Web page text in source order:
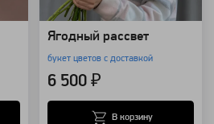
Ягодный рассвет
букет цветов с доставкой
6 500 ₽
В корзину